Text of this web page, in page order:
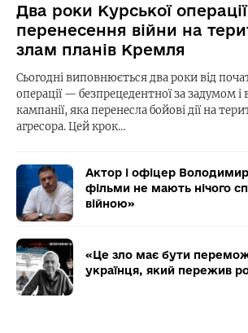
Два роки Курської
перенесення війни на
злам планів Кремля
Сьогодні виповнюється два роки від
операції — безпрецедентної за задумом
кампанії, яка перенесла бойові дії на
агресора. Цей крок…
Актор і офіцер
фільми не мають нічого
війною»
«Це зло має бути
українця, який пережив